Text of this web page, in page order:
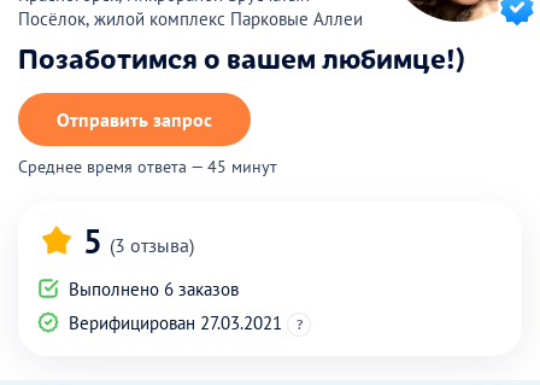
Посёлок, жилой комплекс Парковые Аллеи
Позаботимся о вашем любимце!)
Отправить запрос
Среднее время ответа — 45 минут
5 (3 отзыва)
Выполнено 6 заказов
Верифицирован 27.03.2021
?